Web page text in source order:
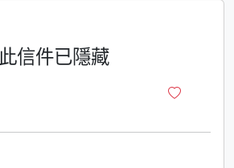
此信件已隱藏